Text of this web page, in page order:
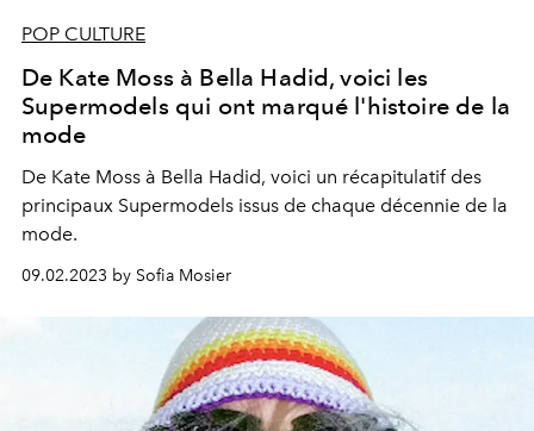
POP CULTURE
De Kate Moss à Bella Hadid, voici les
Supermodels qui ont marqué l'histoire de la
mode
De Kate Moss à Bella Hadid, voici un récapitulatif des
principaux Supermodels issus de chaque décennie de la
mode.
09.02.2023 by Sofia Mosier